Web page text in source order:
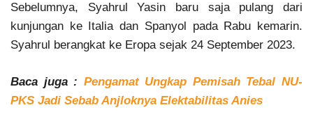
Sebelumnya, Syahrul Yasin baru saja pulang dari
kunjungan ke Italia dan Spanyol pada Rabu kemarin.
Syahrul berangkat ke Eropa sejak 24 September 2023.
Baca juga : Pengamat Ungkap Pemisah Tebal NU-
PKS Jadi Sebab Anjloknya Elektabilitas Anies